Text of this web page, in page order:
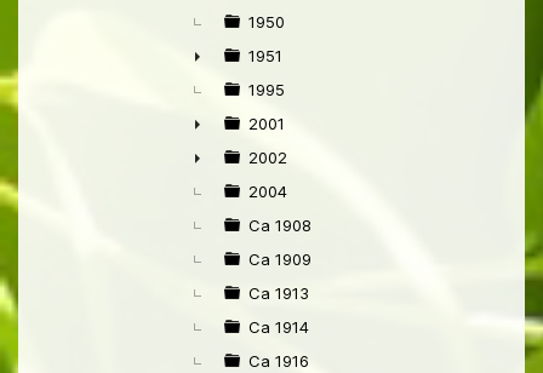
► 1950
►
1951
1995
►
2001
►
2002
2004
Ca 1908
Ca 1909
Ca 1913
Ca 1914
Ca 1916